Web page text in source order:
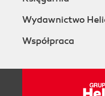
Wydawnictwo
Współpraca